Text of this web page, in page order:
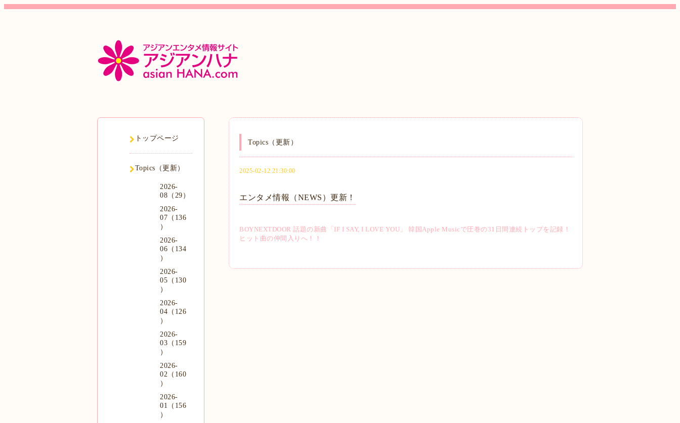
Topics（更新）
2025-02-12 21:30:00
エンタメ情報（NEWS）更新！
BOYNEXTDOOR 話題の新曲「IF I SAY, I LOVE YOU」 韓国Apple Musicで圧巻の31日間連続トップを記録！
ヒット曲の仲間入りへ！！
トップページ
Topics（更新）
2026-
08（29）
2026-
07（136
）
2026-
06（134
）
2026-
05（130
）
2026-
04（126
）
2026-
03（159
）
2026-
02（160
）
2026-
01（156
）